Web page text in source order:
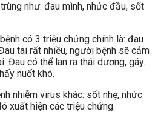
như: đau mình, nhức đầu, sốt
có 3 triệu chứng chính là: đau
tai rất nhiều, người bệnh sẽ cảm
Đau có thể lan ra thái dương, gáy.
nuốt khó.
nhiễm virus khác: sốt nhẹ, nhức
xuất hiện các triệu chứng.